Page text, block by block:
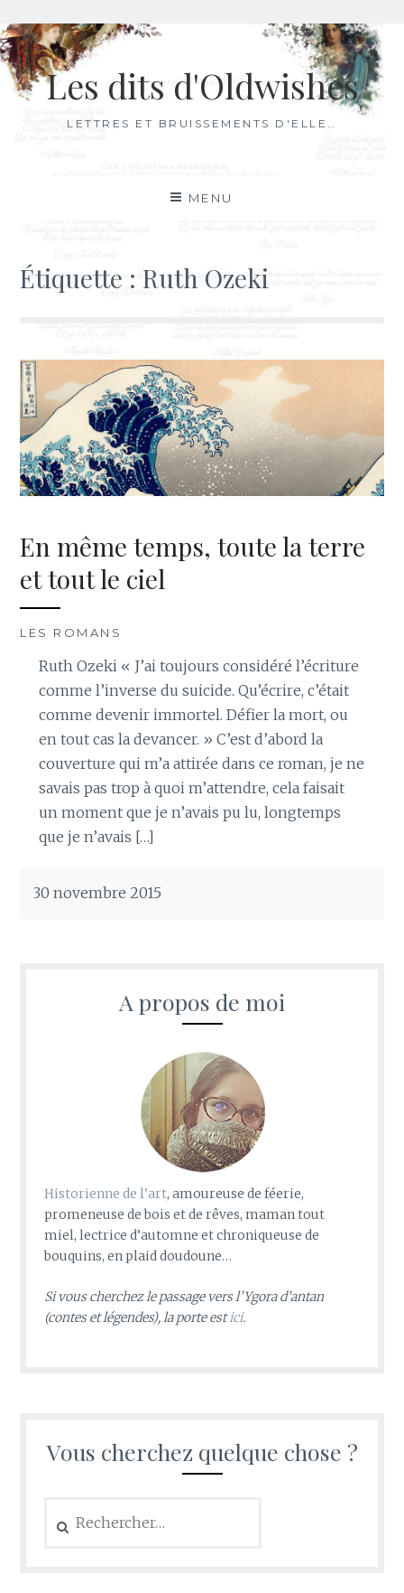
Aller
au
contenuLes dits d'Oldwishes
LETTRES ET BRUISSEMENTS D'ELLE…
MENU
Étiquette :Ruth Ozeki
En même temps, toute la terre
et tout le ciel
LES ROMANS
Ruth Ozeki « J’ai toujours considéré l’écriture
comme l’inverse du suicide. Qu’écrire, c’était
comme devenir immortel. Défier la mort, ou
en tout cas la devancer. » C’est d’abord la
couverture qui m’a attirée dans ce roman, je ne
savais pas trop à quoi m’attendre, cela faisait
un moment que je n’avais pu lu, longtemps
que je n’avais […]
30 novembre 2015
A propos de moi
Historienne de l’art, amoureuse de féerie,
promeneuse de bois et de rêves, maman tout
miel, lectrice d’automne et chroniqueuse de
bouquins, en plaid doudoune…
Si vous cherchez le passage vers l’Ygora d’antan
(contes et légendes), la porte estici.
Vous cherchez quelque chose ?